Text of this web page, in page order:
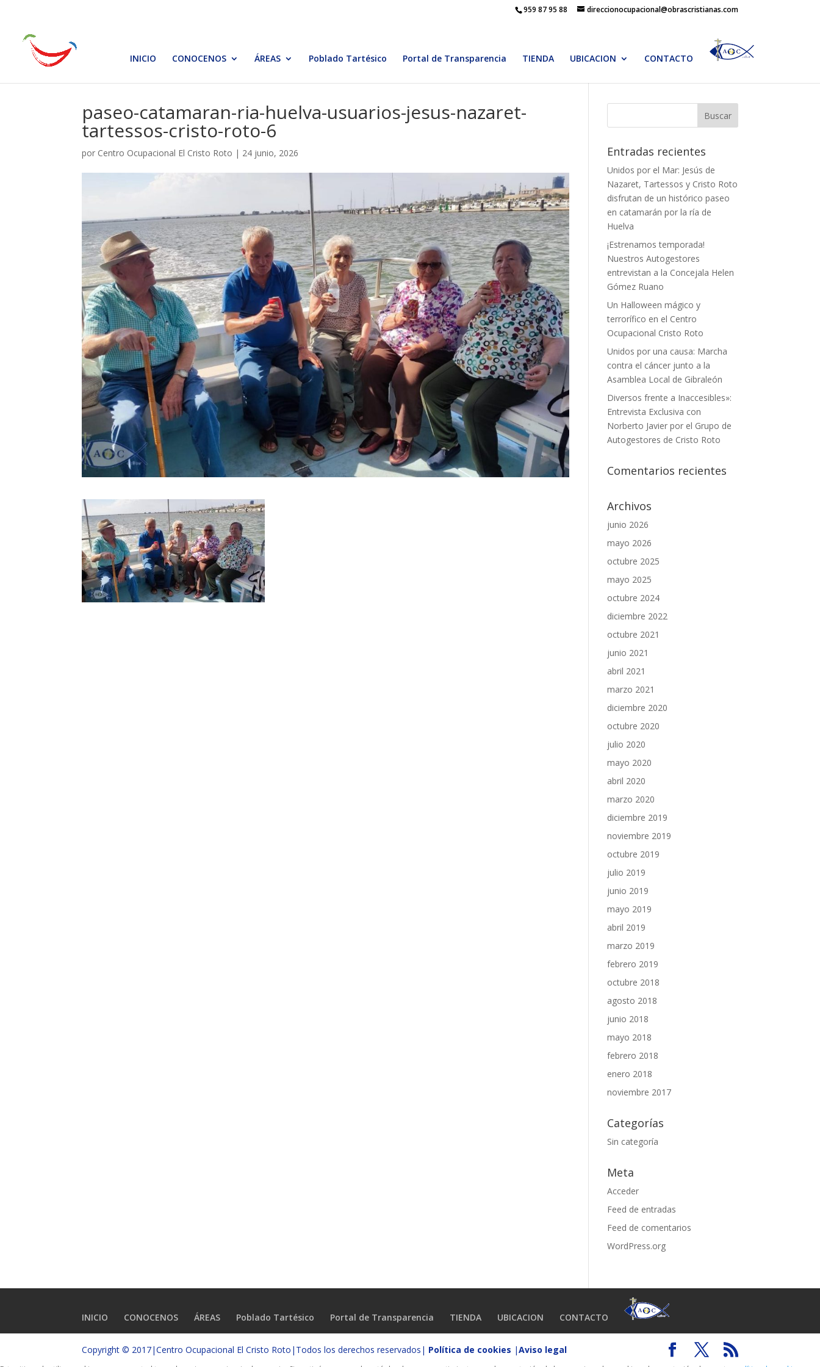
959 87 95 88 direccionocupacional@obrascristianas.com
INICIO CONOCENOS ÁREAS Poblado Tartésico Portal de Transparencia TIENDA UBICACION CONTACTO
paseo-catamaran-ria-huelva-usuarios-jesus-nazaret-
tartessos-cristo-roto-6
por Centro Ocupacional El Cristo Roto | 24 junio, 2026 Entradas recientes
Unidos por el Mar: Jesús de
Nazaret, Tartessos y Cristo Roto
disfrutan de un histórico paseo
en catamarán por la ría de
Huelva
¡Estrenamos temporada!
Nuestros Autogestores
entrevistan a la Concejala Helen
Gómez Ruano
Un Halloween mágico y
terrorífico en el Centro
Ocupacional Cristo Roto
Unidos por una causa: Marcha
contra el cáncer junto a la
Asamblea Local de Gibraleón
Diversos frente a Inaccesibles»:
Entrevista Exclusiva con
Norberto Javier por el Grupo de
Autogestores de Cristo Roto
Comentarios recientes
Archivos
junio 2026
mayo 2026
octubre 2025
mayo 2025
octubre 2024
diciembre 2022
octubre 2021
junio 2021
abril 2021
marzo 2021
diciembre 2020
octubre 2020
julio 2020
mayo 2020
abril 2020
marzo 2020
diciembre 2019
noviembre 2019
octubre 2019
julio 2019
junio 2019
mayo 2019
abril 2019
marzo 2019
febrero 2019
octubre 2018
agosto 2018
junio 2018
mayo 2018
febrero 2018
enero 2018
noviembre 2017
Categorías
Sin categoría
Meta
Acceder
Feed de entradas
Feed de comentarios
WordPress.org
INICIO CONOCENOS ÁREAS Poblado Tartésico Portal de Transparencia TIENDA UBICACION CONTACTO
Copyright © 2017|Centro Ocupacional El Cristo Roto|Todos los derechos reservados| Política de cookies |Aviso legal